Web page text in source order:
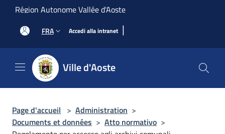
Salta al contenuto principale
Région Autonome Vallée d'Aoste
FRA Accedi alla intranet |
Ville d'Aoste
Page d'accueil > Administration >
Documents et données > Atto normativo >